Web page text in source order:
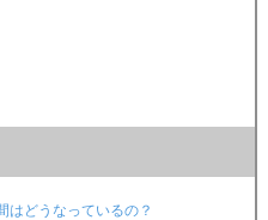
はどうなっているの？